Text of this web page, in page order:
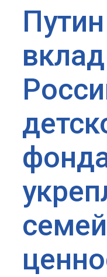
вклад